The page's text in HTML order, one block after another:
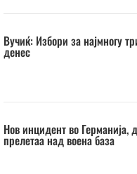
Вучиќ: Избори за најмногу
денес
Нов инцидент во Германија,
прелетаа над воена база